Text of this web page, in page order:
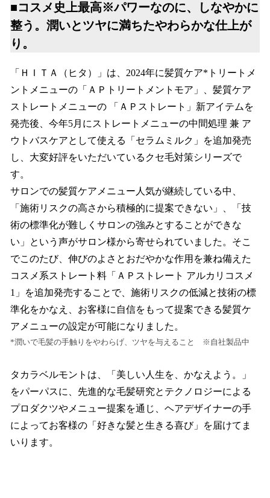
■コスメ史上最高※パワーなのに、しなやかに
整う。潤いとツヤに満ちたやわらかな仕上が
り。
「ＨＩＴＡ（ヒタ）」は、2024年に髪質ケア*トリートメ
ントメニューの「ＡＰトリートメントモア」、髪質ケア
ストレートメニューの 「ＡＰストレート」新アイテムを
発売後、今年5月にストレートメニューの中間処理 兼 ア
ウトバスケアとして使える「セラムミルク」を追加発売
し、大変好評をいただいているクセ毛対策シリーズで
す。
サロンでの髪質ケアメニュー人気が継続している中、
「施術リスクの高さから積極的に提案できない」、「技
術の標準化が難しくサロンの強みとすることができな
い」という声がサロン様から寄せられていました。そこ
でこのたび、伸びのよさとおだやかな作用を兼ね備えた
コスメ系ストレート料「ＡＰストレート アルカリコスメ
1」を追加発売することで、施術リスクの低減と技術の標
準化をかなえ、お客様に自信をもって提案できる髪質ケ
アメニューの設定が可能になりました。
*潤いで毛髪の手触りをやわらげ、ツヤを与えること ※自社製品中
タカラベルモントは、「美しい人生を、かなえよう。」
をパーパスに、先進的な毛髪研究とテクノロジーによる
プロダクツやメニュー提案を通じ、ヘアデザイナーの手
によってお客様の「好きな髪と生きる喜び」を届けてま
いります。